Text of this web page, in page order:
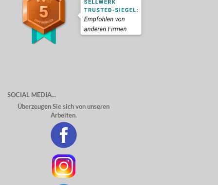
SOCIAL MEDIA...
Überzeugen Sie sich von unseren
Arbeiten.